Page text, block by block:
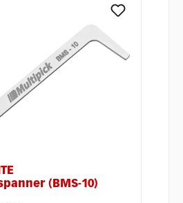
(BMS-10)